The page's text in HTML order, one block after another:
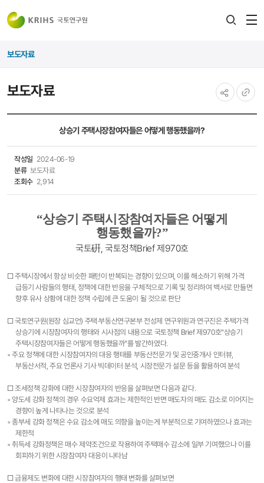
보도자료
보도자료
상승기 주택시장참여자들은 어떻게 행동했을까?
작성일 2024-06-19
분류 보도자료
조회수 2,914
“상승기 주택시장참여자들은 어떻게
행동했을까?”
국토硏, 국토정책Brief 제970호
□ 주택시장에서 항상 비슷한 패턴이 반복되는 경향이 있으며, 이를 해소하기 위해 가격
급등기 사람들의 행태, 정책에 대한 반응을 구체적으로 기록 및 정리하여 백서로 만들면
향후 유사 상황에 대한 정책 수립에 큰 도움이 될 것으로 판단
□ 국토연구원(원장 심교언) 주택·부동산연구본부 전성제 연구위원과 연구진은 주택가격
상승기에 시장참여자의 행태와 시사점의 내용으로 국토정책 Brief 제970호“상승기
주택시장참여자들은 어떻게 행동했을까”를 발간하였다.
◦ 주요 정책에 대한 시장참여자의 대응 행태를 부동산전문가 및 공인중개사 인터뷰,
부동산서적, 주요 언론사 기사 빅데이터 분석, 시장전문가 설문 등을 활용하여 분석
□ 조세정책 강화에 대한 시장참여자의 반응을 살펴보면 다음과 같다.
◦ 양도세 강화 정책의 경우 수요억제 효과는 제한적인 반면 매도자의 매도 감소로 이어지는
경향이 높게 나타나는 것으로 분석
◦ 종부세 강화 정책은 수요 감소에 매도 의향을 높이는게 부분적으로 기여하였으나 효과는
제한적
◦ 취득세 강화정책은 매수 제약조건으로 작용하여 주택매수 감소에 일부 기여했으나 이를
회피하기 위한 시장참여자 대응이 나타남
□ 금융제도 변화에 대한 시장참여자의 행태 변화를 살펴보면